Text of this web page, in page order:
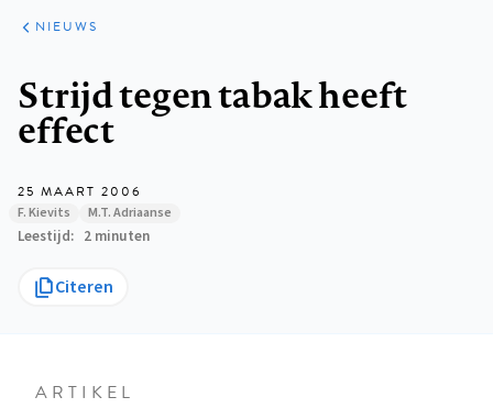
ARTIKELEN
HET
KORT
NIEUWS
Strijd tegen tabak heeft
effect
25 MAART 2006
F. Kievits M.T. Adriaanse
Leestijd 2 minuten
Citeren
ARTIKEL